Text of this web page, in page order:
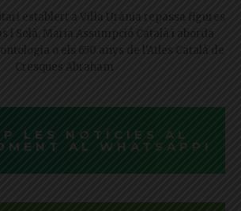
establert a Vil·la Urània repassa figures
i Solà, Maria Assumpció Català i aborda
o els 650 anys de l'Atles Català de
Cresques Abraham
LES NOTÍCIES AL
AL WHATSAPP!